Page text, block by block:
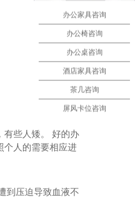
有些人矮。 好的办
个人的需要相应进
到压迫导致血液不
办公家具咨询
办公椅咨询
办公桌咨询
酒店家具咨询
茶几咨询
屏风卡位咨询